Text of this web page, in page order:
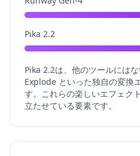
Pika 2.2
Pika 2.2は、他のツールには
Explode といった独自の変換
す。これらの楽しいエフェク
立たせている要素です。